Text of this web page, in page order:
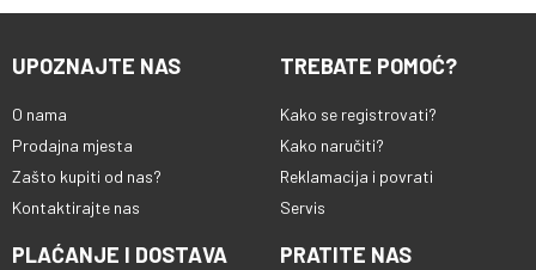
UPOZNAJTE NAS
O nama
Prodajna mjesta
Zašto kupiti od nas?
Kontaktirajte nas
TREBATE POMOĆ?
Kako se registrovati?
Kako naručiti?
Reklamacija i povrati
Servis
PLAĆANJE I DOSTAVA PRATITE NAS